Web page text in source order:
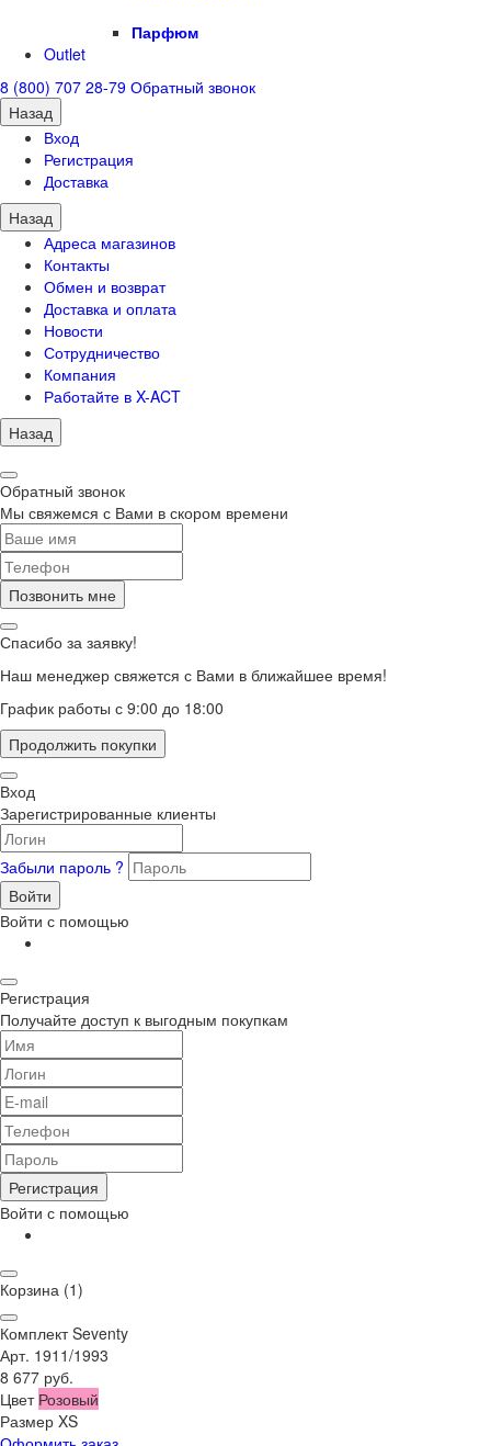
Парфюм
Outlet
8 (800) 707 28-79 Обратный звонок
Назад
Вход
Регистрация
Доставка
Назад
Адреса магазинов
Контакты
Обмен и возврат
Доставка и оплата
Новости
Сотрудничество
Компания
Работайте в X-ACT
Назад
Обратный звонок
Мы свяжемся с Вами в скором времени
Позвонить мне
Спасибо за заявку!
Наш менеджер свяжется с Вами в ближайшее время!
График работы с 9:00 до 18:00
Продолжить покупки
Вход
Зарегистрированные клиенты
Забыли пароль ?
Войти
Войти с помощью
Регистрация
Получайте доступ к выгодным покупкам
Регистрация
Войти с помощью
Корзина (1)
Комплект Seventy
Арт. 1911/1993
8 677 руб.
Цвет Розовый
Размер XS